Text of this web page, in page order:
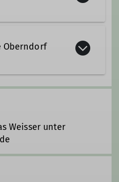
Oberndorf
Oberndorf in der
Weisser unter